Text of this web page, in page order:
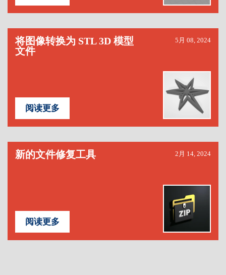
将图像转换为 STL 3D 模型
文件
5月 08, 2024
阅读更多
新的文件修复工具 2月 14, 2024
阅读更多